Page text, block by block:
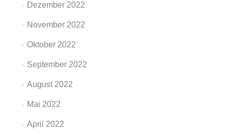
Dezember 2022
November 2022
Oktober 2022
September 2022
August 2022
Mai 2022
April 2022